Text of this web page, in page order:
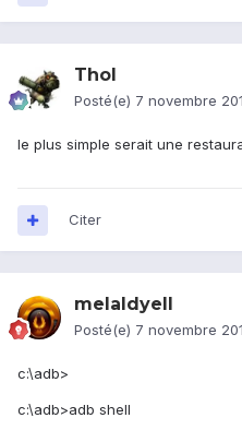
Thol
Posté(e) 7 novembre
le plus simple serait une
Citer
melaldyell
Posté(e) 7 novembre
c:\adb>
c:\adb>adb shell